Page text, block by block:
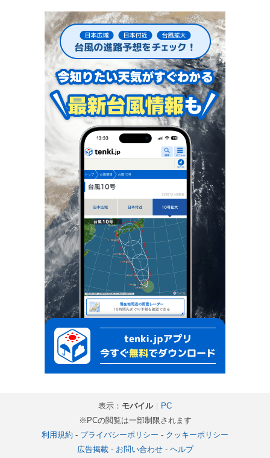
表示： モバイル｜
PC
※PCの閲覧は一部制限されます
利用規約 - プライバシーポリシー - クッキーポリシー
広告掲載- お問い合わせ- ヘルプ